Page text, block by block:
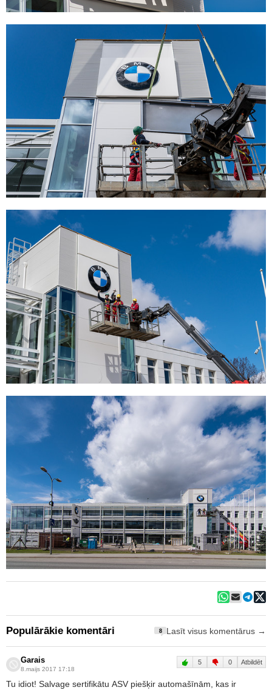
Populārākie komentāri 8 Lasīt visus komentārus →
Garais
8.maijs 2017 17:18
5 0 Atbildēt
Tu idiot! Salvage sertifikātu ASV piešķir automašīnām, kas ir